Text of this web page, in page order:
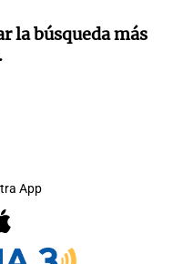
la búsqueda más
App